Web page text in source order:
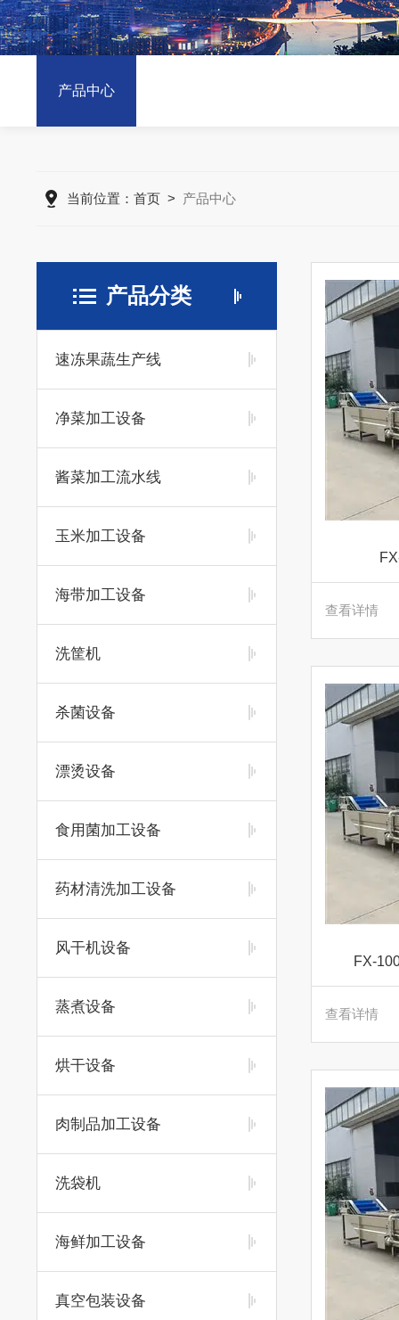
产品中心
当前位置： 首页> 产品中心
产品分类
速冻果蔬生产线
净菜加工设备
酱菜加工流水线
玉米加工设备
海带加工设备
洗筐机
杀菌设备
漂烫设备
食用菌加工设备
药材清洗加工设备
风干机设备
蒸煮设备
烘干设备
肉制品加工设备
洗袋机
海鲜加工设备
真空包装设备
查看详情
FX-
查看详情